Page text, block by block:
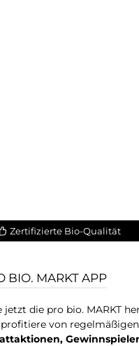
Zertifizierte Bio-Qualität
BIO. MARKT APP
jetzt die pro bio. MARKT
von regelmäßigen